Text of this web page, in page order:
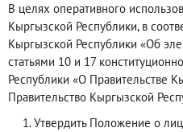
В целях оперативного
Кыргызской Республики, в
Кыргызской Республики «Об
статьями 10 и 17
Республики «О Правительстве
Правительство Кыргызской
Утвердить Положение о